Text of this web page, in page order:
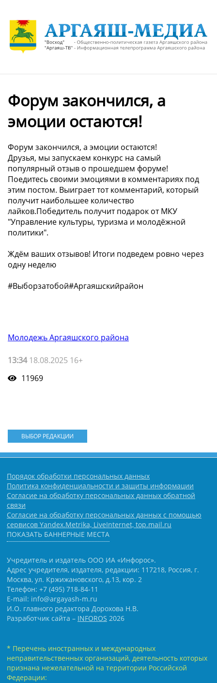
Форум закончился, а
эмоции остаются!
Форум закончился, а эмоции остаются!
Друзья, мы запускаем конкурс на самый
популярный отзыв о прошедшем форуме!
Поедитесь своими эмоциями в комментариях под
этим постом. Выиграет тот комментарий, который
получит наибольшее количество
лайков.Победитель получит подарок от МКУ
"Управление культуры, туризма и молодёжной
политики".
Ждём ваших отзывов! Итоги подведем ровно через
одну неделю ️
#Выборзатобой#Аргаяшскийрайон
Молодежь Аргаяшского района
13:3418.08.2025 16+
11969
ВЫБОР РЕДАКЦИИ
Порядок обработки персональных данных
Политика конфиденциальности и защиты информации
Согласие на обработку персональных данных обратной
связи
Согласие на обработку персональных данных с помощью
сервисов Yandex.Metrika, LiveInternet, top.mail.ru
ПОКАЗАТЬ БАННЕРНЫЕ МЕСТА
Учредитель и издатель ООО ИА «Инфорос».
Адрес учредителя, издателя, редакции: 117218, Россия, г.
Москва, ул. Кржижановского, д.13, кор. 2
Телефон: +7 (495) 718-84-11
E-mail: info@argayash-m.ru
И.О. главного редактора Дорохова Н.В.
Разработчик сайта – INFOROS 2026
* Перечень иностранных и международных
неправительственных организаций, деятельность которых
признана нежелательной на территории Российской
Федерации: